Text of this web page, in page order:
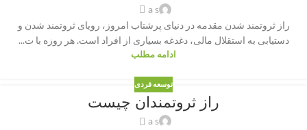
a s
راز ثروتمند شدن مقدمه در دنیای پرشتاب امروز، رویای ثروتمند شدن و
دستیابی به استقلال مالی، دغدغه بسیاری از افراد است. هر روزه با ت...
ادامه مطلب
توسعه فردی
راز ثروتمندان چیست
a s